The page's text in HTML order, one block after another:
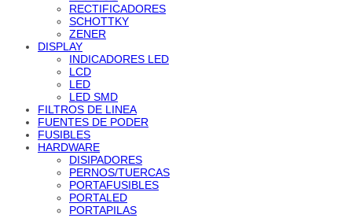
RECTIFICADORES
SCHOTTKY
ZENER
DISPLAY
INDICADORES LED
LCD
LED
LED SMD
FILTROS DE LINEA
FUENTES DE PODER
FUSIBLES
HARDWARE
DISIPADORES
PERNOS/TUERCAS
PORTAFUSIBLES
PORTALED
PORTAPILAS